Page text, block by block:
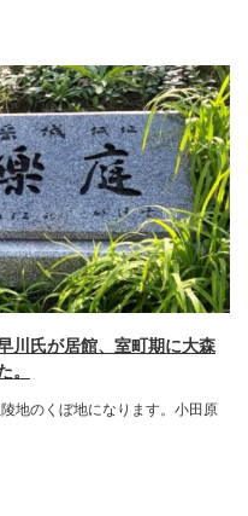
川氏が居館、室町期に大森
。
地のくぼ地になります。小田原